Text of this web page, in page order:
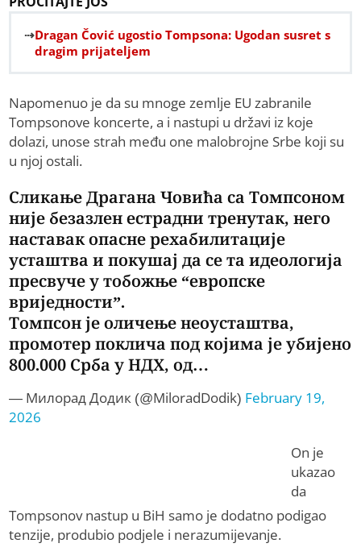
Dragan Čović ugostio Tompsona: Ugodan susret s
dragim prijateljem
Napomenuo je da su mnoge zemlje EU zabranile
Tompsonove koncerte, a i nastupi u državi iz koje
dolazi, unose strah među one malobrojne Srbe koji su
u njoj ostali.
Сликање Драгана Човића са Томпсоном
није безазлен естрадни тренутак, него
наставак опасне рехабилитације
усташтва и покушај да се та идеологија
пресвуче у тобожње “европске
вриједности”.
Томпсон је оличење неоусташтва,
промотер поклича под којима је убијено
800.000 Срба у НДХ, од…
— Милорад Додик (@MiloradDodik) February 19,
2026
On je
ukazao
da
Tompsonov nastup u BiH samo je dodatno podigao
tenzije, produbio podjele i nerazumijevanje.